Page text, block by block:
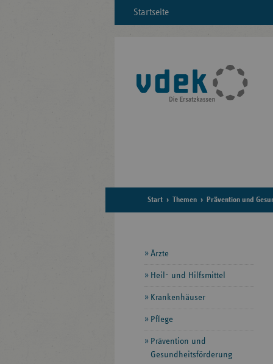
Startseite
Start Themen Prävention und
Seitennavigation
Ärzte
Heil- und Hilfsmittel
Krankenhäuser
Pflege
Prävention und
Gesundheitsförderung